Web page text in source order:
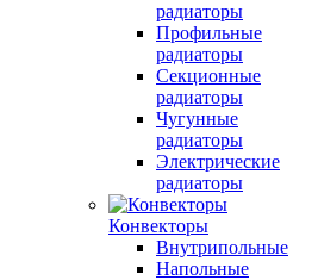
радиаторы
Профильные
радиаторы
Секционные
радиаторы
Чугунные
радиаторы
Электрические
радиаторы
Конвекторы
Внутрипольные
Напольные